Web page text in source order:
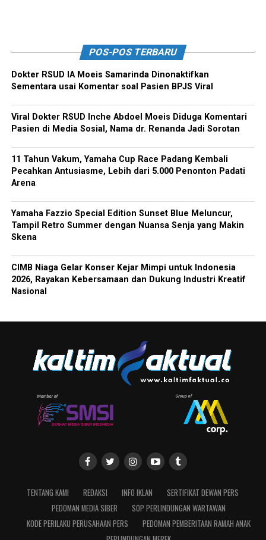
POS-POS TERBARU
Dokter RSUD IA Moeis Samarinda Dinonaktifkan
Sementara usai Komentar soal Pasien BPJS Viral
Viral Dokter RSUD Inche Abdoel Moeis Diduga Komentari
Pasien di Media Sosial, Nama dr. Renanda Jadi Sorotan
11 Tahun Vakum, Yamaha Cup Race Padang Kembali
Pecahkan Antusiasme, Lebih dari 5.000 Penonton Padati
Arena
Yamaha Fazzio Special Edition Sunset Blue Meluncur,
Tampil Retro Summer dengan Nuansa Senja yang Makin
Skena
CIMB Niaga Gelar Konser Kejar Mimpi untuk Indonesia
2026, Rayakan Kebersamaan dan Dukung Industri Kreatif
Nasional
TENTANG KAMI REDAKSI INFO IKLAN
SERTIFIKAT DEWAN PERS
PEDOMAN MEDIA SIBER
SOP PERLINDUNGAN WARTAWAN
KODE PERILAKU PERUSAHAAN PERS
PEDOMAN PEMBERITAAN RAMAH ANAK